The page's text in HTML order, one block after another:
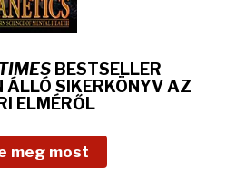
BESTSELLER
ÁLLÓ SIKERKÖNYV AZ
ELMÉRŐL
meg most